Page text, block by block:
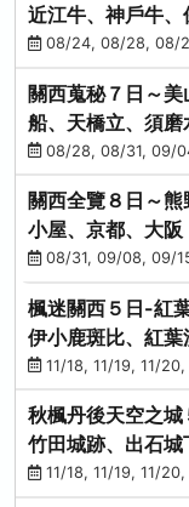
近江牛、神戶牛、
08/24, 08/28, 08/
關西蒐秘７日～
船、天橋立、須
08/28, 08/31, 09/
關西全覽８日～
小屋、京都、大阪
08/31, 09/08, 09/
楓迷關西５日-紅
伊小鹿斑比、紅葉
勢龍蝦+和牛
11/18, 11/19, 11/
秋楓丹後天空之城
竹田城跡、出石
11/18, 11/19, 11/